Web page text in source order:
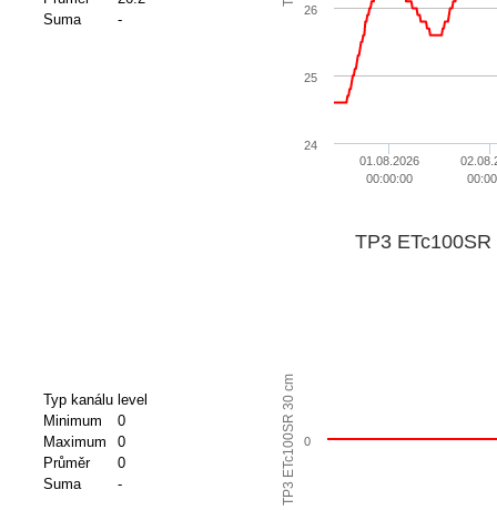
Suma
-
01.08.2026
00:00:00
24
25
26
Typ kanálu level
Minimum
0
Maximum
0
Průměr
0
Suma
- TP3 ETc100SR 30 cm
TP3 ETc100SR
0